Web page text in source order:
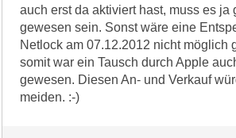
auch erst da aktiviert hast, muss es ja
gewesen sein. Sonst wäre eine
Netlock am 07.12.2012 nicht möglich
somit war ein Tausch durch Apple
gewesen. Diesen An- und Verkauf
meiden. :-)